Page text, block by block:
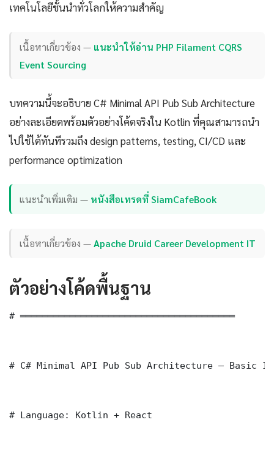
เทคโนโลยีชั้นนำทั่วโลกให้ความสำคัญ
เนื้อหาเกี่ยวข้อง — แนะนำให้อ่าน PHP Filament CQRS
Event Sourcing
บทความนี้จะอธิบาย C# Minimal API Pub Sub Architecture
อย่างละเอียดพร้อมตัวอย่างโค้ดจริงใน Kotlin ที่คุณสามารถนำ
ไปใช้ได้ทันทีรวมถึง design patterns, testing, CI/CD และ
performance optimization
แนะนำเพิ่มเติม — หนังสือเทรดที่ SiamCafeBook
เนื้อหาเกี่ยวข้อง —Apache Druid Career Development IT
ตัวอย่างโค้ดพื้นฐาน
# ═══════════════════════════════════════
# C# Minimal API Pub Sub Architecture — Basic
# Language: Kotlin + React